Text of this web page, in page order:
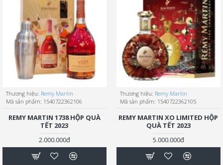
Thương hiệu: Remy Martin
Mã sản phẩm: 1540722362106
REMY MARTIN 1738 HỘP QUÀ
TẾT 2023
2.000.000đ
Thương hiệu: Remy Martin
Mã sản phẩm: 1540722362105
REMY MARTIN XO LIMITED HỘP
QUÀ TẾT 2023
5.000.000đ